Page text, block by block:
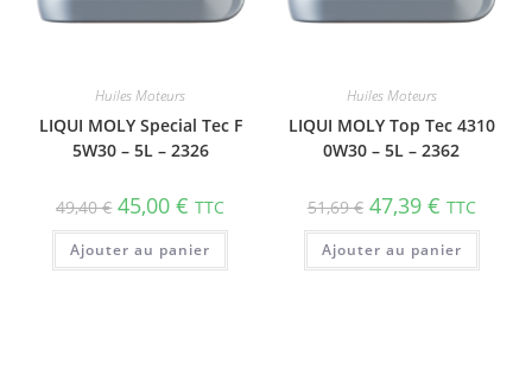
Huiles Moteurs
LIQUI MOLY Special Tec F
5W30 – 5L – 2326
49,40€ 45,00€ TTC
Ajouter au panier
Huiles Moteurs
LIQUI MOLY Top Tec 4310
0W30 – 5L – 2362
51,69€ 47,39 € TTC
Ajouter au panier